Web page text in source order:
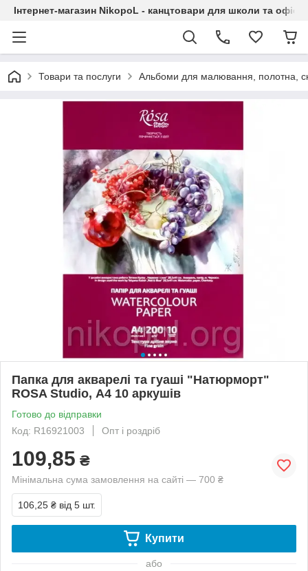
Інтернет-магазин NikopoL - канцтовари для школи та офісу
Товари та послуги Альбоми для малювання, полотна,
Папка для акварелі та гуаші "Натюрморт"
ROSA Studio, А4 10 аркушів
Готово до відправки
Код: R16921003
Опт і роздріб
109,85 ₴
Мінімальна сума замовлення на сайті — 700 ₴
106,25 ₴ від 5 шт.
Купити
або